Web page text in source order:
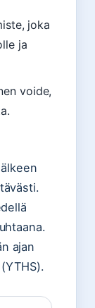
joka
ja
voide,
ajan